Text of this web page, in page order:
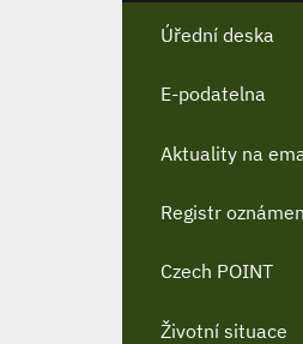
Úřední deska
E-podatelna
Aktuality na
Registr
Czech POINT
Životní situace